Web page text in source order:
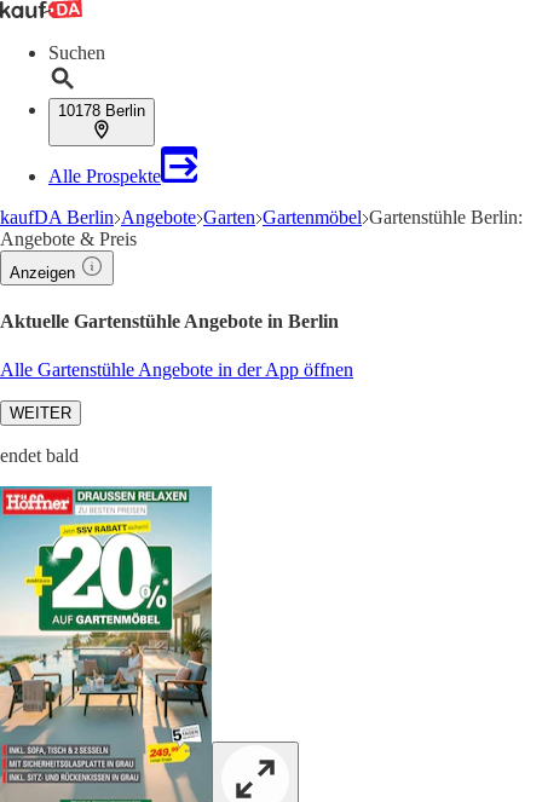
Suchen
10178 Berlin
Alle Prospekte
kaufDA Berlin Angebote Garten Gartenmöbel Gartenstühle Berlin:
Angebote & Preis
Anzeigen
Aktuelle Gartenstühle Angebote in Berlin
Alle Gartenstühle Angebote in der App öffnen
WEITER
endet bald